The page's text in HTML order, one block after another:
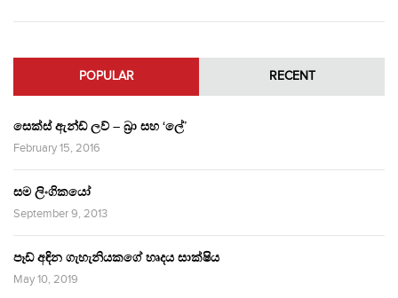
POPULAR RECENT
සෙක්ස් ඇන්ඩ් ලව් – බ්‍රා සහ ‘ලේ’
February 15, 2016
සම ලිංගිකයෝ
September 9, 2013
පෑඩ් අඳින ගැහැනියකගේ හෘදය සාක්ෂිය
May 10, 2019